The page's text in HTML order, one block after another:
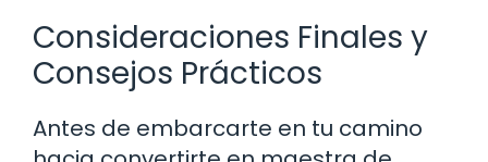
Consideraciones Finales y
Consejos Prácticos
Antes de embarcarte en tu camino